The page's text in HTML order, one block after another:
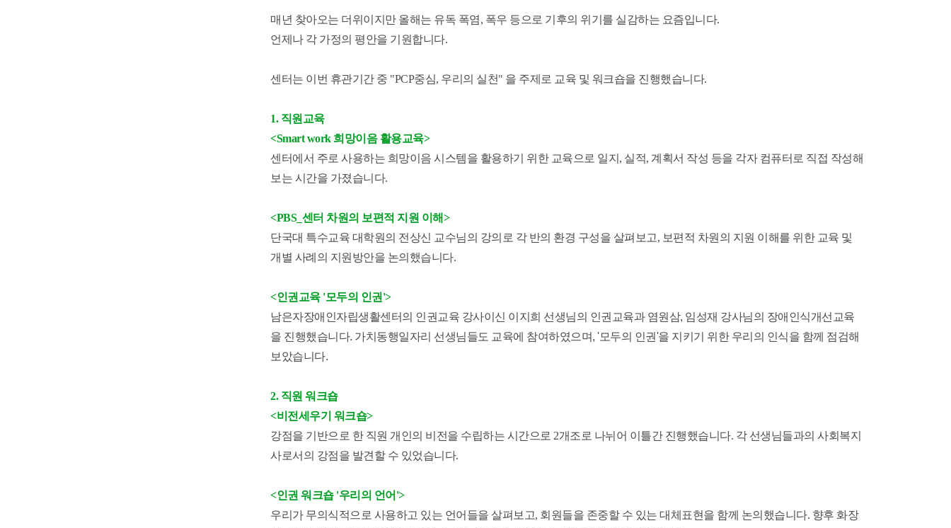
매년 찾아오는 더위이지만 올해는 유독 폭염, 폭우 등으로 기후의 위기를 실감하는 요즘입니다.
언제나 각 가정의 평안을 기원합니다.
센터는 이번 휴관기간 중 "PCP중심, 우리의 실천" 을 주제로 교육 및 워크숍을 진행했습니다.
1. 직원교육
<Smart work 희망이음 활용교육>
센터에서 주로 사용하는 희망이음 시스템을 활용하기 위한 교육으로 일지, 실적, 계획서 작성 등을 각자 컴퓨터로 직접 작성해
보는 시간을 가졌습니다.
<PBS_센터 차원의 보편적 지원 이해>
단국대 특수교육 대학원의 전상신 교수님의 강의로 각 반의 환경 구성을 살펴보고, 보편적 차원의 지원 이해를 위한 교육 및
개별 사례의 지원방안을 논의했습니다.
<인권교육 '모두의 인권'>
남은자장애인자립생활센터의 인권교육 강사이신 이지희 선생님의 인권교육과 염원삼, 임성재 강사님의 장애인식개선교육
을 진행했습니다. 가치동행일자리 선생님들도 교육에 참여하였으며, '모두의 인권'을 지키기 위한 우리의 인식을 함께 점검해
보았습니다.
2. 직원 워크숍
<비전세우기 워크숍>
강점을 기반으로 한 직원 개인의 비전을 수립하는 시간으로 2개조로 나뉘어 이틀간 진행했습니다. 각 선생님들과의 사회복지
사로서의 강점을 발견할 수 있었습니다.
<인권 워크숍 '우리의 언어'>
우리가 무의식적으로 사용하고 있는 언어들을 살펴보고, 회원들을 존중할 수 있는 대체표현을 함께 논의했습니다. 향후 화장